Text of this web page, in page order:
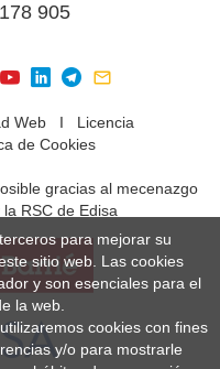
905
WebI Licencia
de Cookies
gracias al mecenazgo
RSC de Edisa
para mejorar su
sitio web. Las cookies
y son esenciales para el
la web.
cookies con fines
y/o para mostrarle